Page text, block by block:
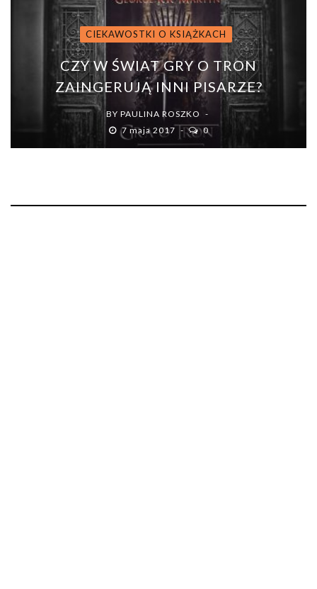
CIEKAWOSTKI O KSIĄŻKACH
CZY W ŚWIAT GRY O TRON
ZAINGERUJĄ INNI PISARZE?
BY PAULINA ROSZKO
7 maja 2017
0